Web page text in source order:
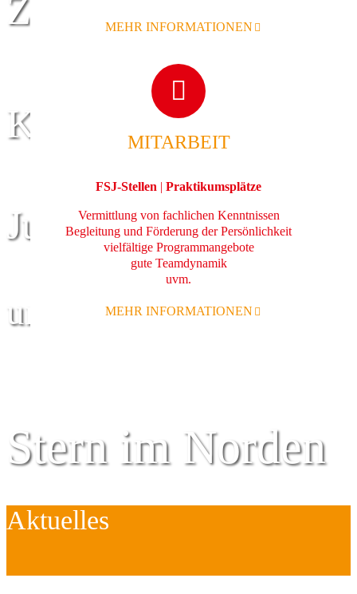
Zentrum für
Kinder
Jugend
und Familie
Stern im Norden
Zentrum für
MEHR INFORMATIONEN
MITARBEIT
FSJ-Stellen | Praktikumsplätze
Vermittlung von fachlichen Kenntnissen
Begleitung und Förderung der Persönlichkeit
vielfältige Programmangebote
gute Teamdynamik
uvm.
MEHR INFORMATIONEN
Aktuelles